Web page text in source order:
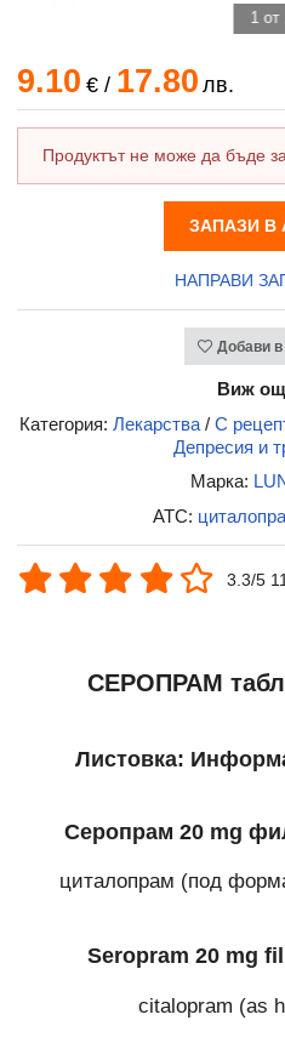
1 от
9.10 €/ 17.80 лв.
Продуктът не може да бъде
ЗАПАЗИ В
НАПРАВИ
Добави
Виж
Категория: Лекарства / С
Депресия и
Марка:
ATC:
3.3/5
СЕРОПРАМ
Листовка:
Серопрам 20 mg
циталопрам (под
Seropram 20 mg
citalopram (as